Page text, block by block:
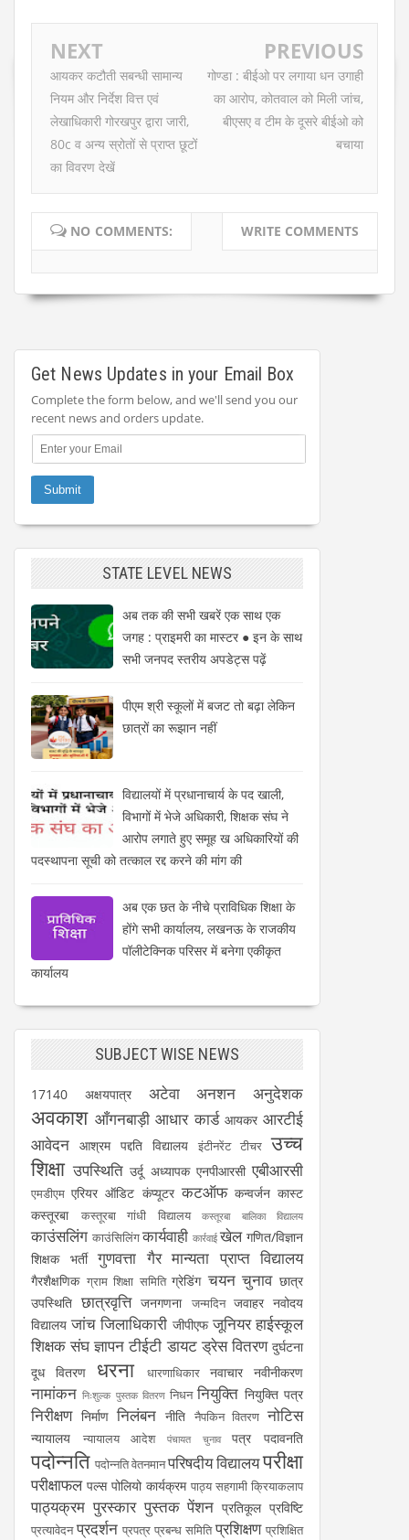
NEXT
आयकर कटौती सबन्धी सामान्य
नियम और निर्देश वित्त एवं
लेखाधिकारी गोरखपुर द्वारा जारी,
80c व अन्य स्रोतों से प्राप्त छूटों
का विवरण देखें
PREVIOUS
गोण्डा : बीईओ पर लगाया धन उगाही
का आरोप, कोतवाल को मिली जांच,
बीएसए व टीम के दूसरे बीईओ को
बचाया
NO COMMENTS: WRITE COMMENTS
Get News Updates in your Email Box
Complete the form below, and we'll send you our
recent news and orders update.
STATE LEVEL NEWS
अब तक की सभी खबरें एक साथ एक
जगह : प्राइमरी का मास्टर ● इन के साथ
सभी जनपद स्तरीय अपडेट्स पढ़ें
पीएम श्री स्कूलों में बजट तो बढ़ा लेकिन
छात्रों का रूझान नहीं
विद्यालयों में प्रधानाचार्य के पद खाली,
विभागों में भेजे अधिकारी, शिक्षक संघ ने
आरोप लगाते हुए समूह ख अधिकारियों की
पदस्थापना सूची को तत्काल रद्द करने की मांग की
अब एक छत के नीचे प्राविधिक शिक्षा के
होंगे सभी कार्यालय, लखनऊ के राजकीय
पॉलीटेक्निक परिसर में बनेगा एकीकृत
कार्यालय
SUBJECT WISE NEWS
17140 अक्षयपात्र अटेवा अनशन अनुदेशक
अवकाश आँगनबाड़ी आधार कार्ड आयकर आरटीई
आवेदन आश्रम पद्दति विद्यालय इंटीनरेंट टीचर उच्च
शिक्षा उपस्थिति उर्दू अध्यापक एनपीआरसी एबीआरसी
एमडीएम एरियर ऑडिट कंप्यूटर कटऑफ कन्वर्जन कास्ट
कस्तूरबा
कस्तूरबा गांधी विद्यालय कस्तूरबा बालिका विद्यालय
काउंसलिंग काउंसिलिंग कार्यवाही कार्रवाई खेल गणित/विज्ञान
शिक्षक भर्ती
गुणवत्ता गैर मान्यता प्राप्त विद्यालय
गैरशैक्षणिक ग्राम शिक्षा समिति ग्रेडिंग चयन चुनाव छात्र
उपस्थिति छात्रवृत्ति जनगणना जन्मदिन जवाहर नवोदय
विद्यालय जांच जिलाधिकारी जीपीएफ जूनियर हाईस्कूल
शिक्षक संघ ज्ञापन टीईटी डायट ड्रेस वितरण दुर्घटना
दूध वितरण
धरना धारणाधिकार नवाचार नवीनीकरण
नामांकन निःशुल्क पुस्तक वितरण निधन नियुक्ति नियुक्ति पत्र
निरीक्षण निर्माण निलंबन नीति नैपकिन वितरण नोटिस
न्यायालय न्यायालय आदेश पंचायत चुनाव पत्र पदावनति
पदोन्नति पदोन्नति वेतनमानपरिषदीय विद्यालयपरीक्षा
परीक्षाफल पल्स पोलियो कार्यक्रम पाठ्य सहगामी क्रियाकलाप
पाठ्यक्रम पुरस्कार पुस्तक पेंशन प्रतिकूल प्रविष्टि
प्रत्यावेदन प्रदर्शन प्रपत्र प्रबन्ध समिति प्रशिक्षण प्रशिक्षित